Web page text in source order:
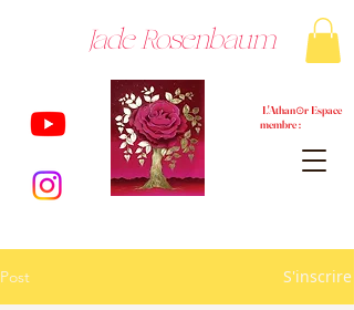
Jade Rosenbaum
L'Athan⊙r Espace
membre :
Post S'inscrire